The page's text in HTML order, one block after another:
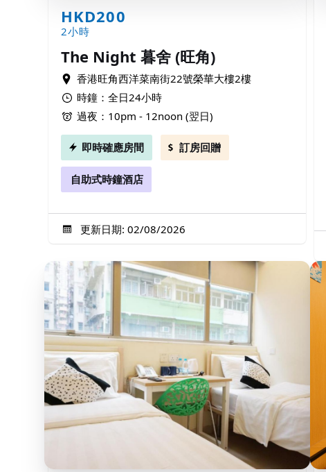
HKD200
2小時
The Night 暮舍 (旺角)
香港旺角西洋菜南街22號榮華大樓2樓
時鐘：全日24小時
過夜：10pm - 12noon (翌日)
即時確應房間 訂房回贈
自助式時鐘酒店
更新日期: 02/08/2026